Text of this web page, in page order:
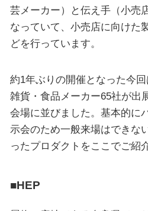
芸メーカー）と伝え手（小売
なっていて、小売店に向けた
どを行っています。
約1年ぶりの開催となった今
雑貨・食品メーカー65社が出
会場に並びました。基本的に
示会のため一般来場はできな
ったプロダクトをここでご紹
■HEP